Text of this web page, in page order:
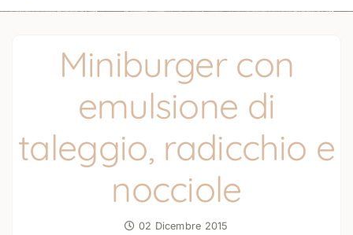
Miniburger con
emulsione di
taleggio, radicchio e
nocciole
02 Dicembre 2015